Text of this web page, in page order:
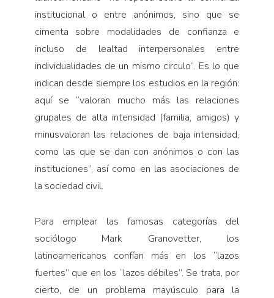
institucional o entre anónimos, sino que se
cimenta sobre modalidades de confianza e
incluso de lealtad interpersonales entre
individualidades de un mismo circulo”. Es lo que
indican desde siempre los estudios en la región:
aquí se “valoran mucho más las relaciones
grupales de alta intensidad (familia, amigos) y
minusvaloran las relaciones de baja intensidad,
como las que se dan con anónimos o con las
instituciones”, así como en las asociaciones de
la sociedad civil.
Para emplear las famosas categorías del
sociólogo Mark Granovetter, los
latinoamericanos confían más en los “lazos
fuertes” que en los “lazos débiles”. Se trata, por
cierto, de un problema mayúsculo para la